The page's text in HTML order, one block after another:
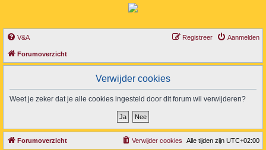
V&A Aanmelden
Registreer
Forumoverzicht
Verwijder cookies
Weet je zeker dat je alle cookies ingesteld door dit forum wil verwijderen?
Forumoverzicht Alle tijden zijn UTC+02:00
Verwijder cookies